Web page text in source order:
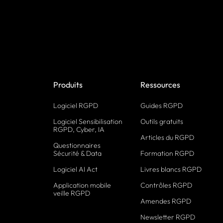
Produits
Logiciel RGPD
Logiciel Sensibilisation
RGPD, Cyber, IA
Questionnaires
Sécurité & Data
Logiciel AI Act
Application mobile
veille RGPD
Ressources
Guides RGPD
Outils gratuits
Articles du RGPD
Formation RGPD
Livres blancs RGPD
Contrôles RGPD
Amendes RGPD
Newsletter RGPD